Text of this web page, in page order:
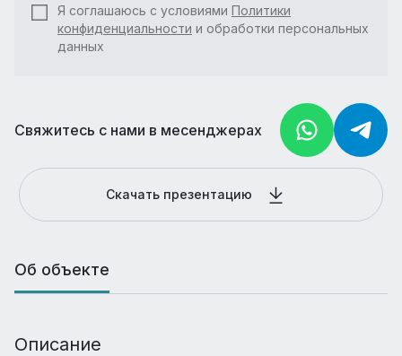
Я соглашаюсь с условиями Политики
конфиденциальности и обработки персональных
данных
Свяжитесь с нами в месенджерах
Скачать презентацию
Об объекте
Описание